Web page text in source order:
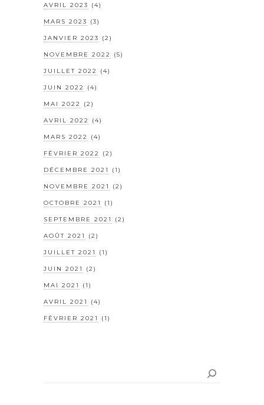
AVRIL 2023 (4)
MARS 2023 (3)
JANVIER 2023 (2)
NOVEMBRE 2022 (5)
JUILLET 2022 (4)
JUIN 2022 (4)
MAI 2022 (2)
AVRIL 2022 (4)
MARS 2022 (4)
FÉVRIER 2022 (2)
DÉCEMBRE 2021 (1)
NOVEMBRE 2021 (2)
OCTOBRE 2021 (1)
SEPTEMBRE 2021 (2)
AOÛT 2021 (2)
JUILLET 2021 (1)
JUIN 2021 (2)
MAI 2021 (1)
AVRIL 2021 (4)
FÉVRIER 2021 (1)